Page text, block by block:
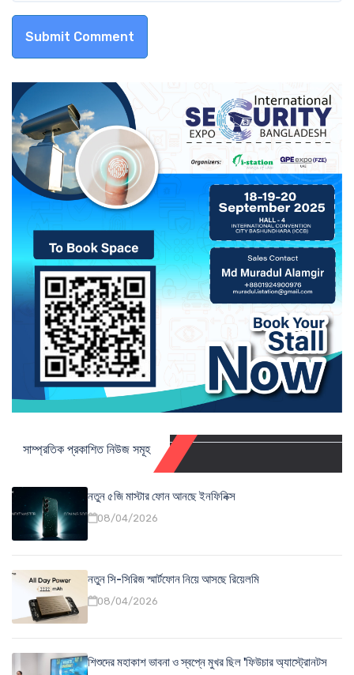
Submit Comment
সাম্প্রতিক প্রকাশিত নিউজ সমূহ
নতুন ৫জি মাস্টার ফোন আনছে ইনফিনিক্স
08/04/2026
নতুন সি-সিরিজ স্মার্টফোন নিয়ে আসছে রিয়েলমি
08/04/2026
শিশুদের মহাকাশ ভাবনা ও স্বপ্নে মুখর ছিল 'ফিউচার অ্যাস্ট্রোনটস